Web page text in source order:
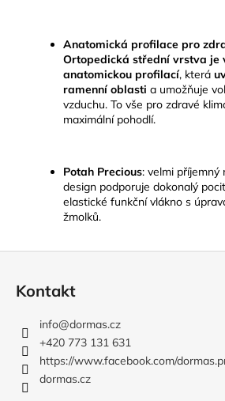
Anatomická profilace pro
Ortopedická střední vrstva je
anatomickou profilací, která
ramenní oblasti a umožňuje
vzduchu. To vše pro zdravé
maximální pohodlí.
Potah Precious: velmi příjemný
design podporuje dokonalý
elastické funkční vlákno s
žmolků.
Kontakt
info@dormas.cz
+420 773 131 631
https://www.facebook.com/
dormas.cz